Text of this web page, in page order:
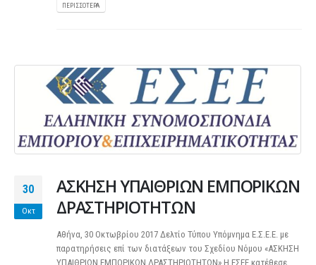
ΠΕΡΙΣΣΌΤΕΡΑ
30
Οκτ
ΑΣΚΗΣΗ ΥΠΑΙΘΡΙΩΝ ΕΜΠΟΡΙΚΩΝ
ΔΡΑΣΤΗΡΙΟΤΗΤΩΝ
Αθήνα, 30 Οκτωβρίου 2017 Δελτίο Τύπου Υπόμνημα Ε.Σ.Ε.Ε. με
παρατηρήσεις επί των διατάξεων του Σχεδίου Νόμου «ΑΣΚΗΣΗ
ΥΠΑΙΘΡΙΩΝ ΕΜΠΟΡΙΚΩΝ ΔΡΑΣΤΗΡΙΟΤΗΤΩΝ» Η ΕΣΕΕ κατέθεσε